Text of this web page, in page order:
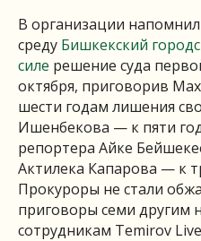
В организации
среду Бишкекский
силе решение суда
октября, приговорив
шести годам лишения
Ишенбекова — к пяти
репортера Айке
Актилека Капарова — к
Прокуроры не стали
приговоры семи
сотрудникам Temirov